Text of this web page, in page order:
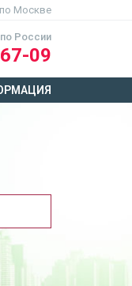
Москве
России
09